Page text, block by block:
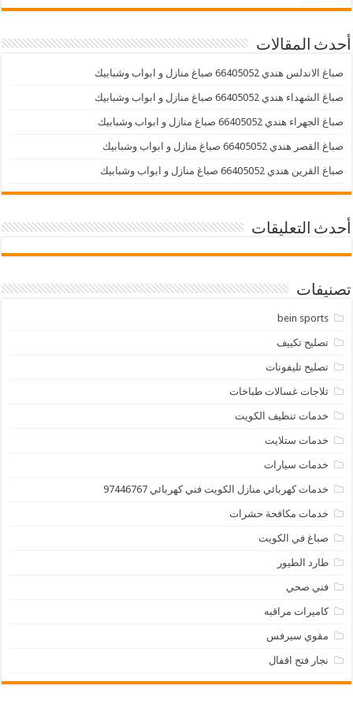
أحدث المقالات
صباغ الاندلس هندي 66405052 صباغ منازل و ابواب وشبابيك
صباغ الشهداء هندي 66405052 صباغ منازل و ابواب وشبابيك
صباغ الجهراء هندي 66405052 صباغ منازل و ابواب وشبابيك
صباغ القصر هندي 66405052 صباغ منازل و ابواب وشبابيك
صباغ القرين هندي 66405052 صباغ منازل و ابواب وشبابيك
أحدث التعليقات
تصنيفات
bein sports
تصليح تكييف
تصليح تليفونات
ثلاجات غسالات طباخات
خدمات تنظيف الكويت
خدمات ستلايت
خدمات سيارات
خدمات كهربائي منازل الكويت فني كهربائي 97446767
خدمات مكافحة حشرات
صباغ في الكويت
طارد الطيور
فني صحي
كاميرات مراقبه
مقوي سيرفس
نجار فتح اقفال